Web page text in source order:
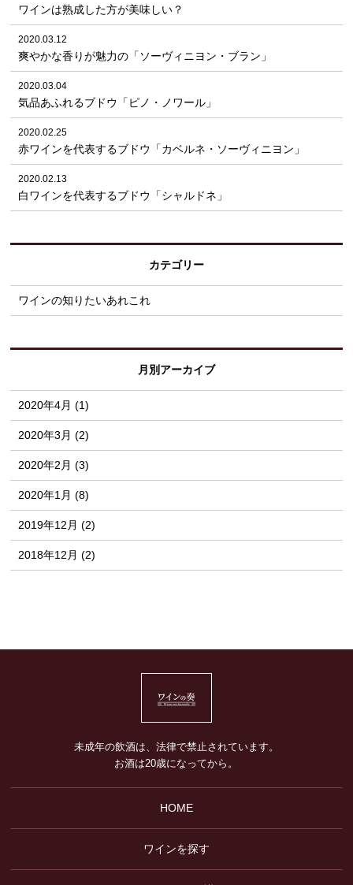
ワインは熟成した方が美味しい？
2020.03.12
爽やかな香りが魅力の「ソーヴィニヨン・ブラン」
2020.03.04
気品あふれるブドウ「ピノ・ノワール」
2020.02.25
赤ワインを代表するブドウ「カベルネ・ソーヴィニヨン」
2020.02.13
白ワインを代表するブドウ「シャルドネ」
カテゴリー
ワインの知りたいあれこれ
月別アーカイブ
2020年4月 (1)
2020年3月 (2)
2020年2月 (3)
2020年1月 (8)
2019年12月 (2)
2018年12月 (2)
未成年の飲酒は、法律で禁止されています。
お酒は20歳になってから。
HOME
ワインを探す